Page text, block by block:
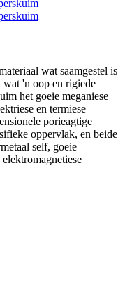
wat saamgestel is
'n oop en rigiede
het goeie meganiese
en termiese
porieagtige
oppervlak, en beide
self, goeie